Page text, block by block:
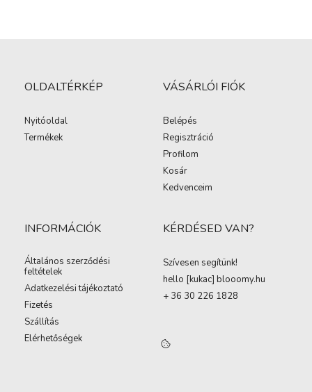
OLDALTÉRKÉP
Nyitóoldal
Termékek
VÁSÁRLÓI FIÓK
Belépés
Regisztráció
Profilom
Kosár
Kedvenceim
INFORMÁCIÓK
Általános szerződési
feltételek
Adatkezelési tájékoztató
Fizetés
Szállítás
Elérhetőségek
KÉRDÉSED VAN?
Szívesen segítünk!
hello [kukac] blooomy.hu
+ 36 30 226 1828